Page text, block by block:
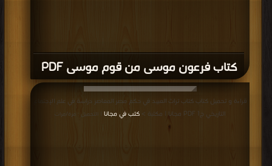
كتاب فرعون موسى من قوم موسى PDF
قراءة و تحميل كتاب كتاب تراث العبيد في حكم مصر المعاصر دراسة في علم الإجتماع
التاريخي ج1 PDF مجانا | مكتبة >
كتب في مجانا | التحميل : مرة/مرات